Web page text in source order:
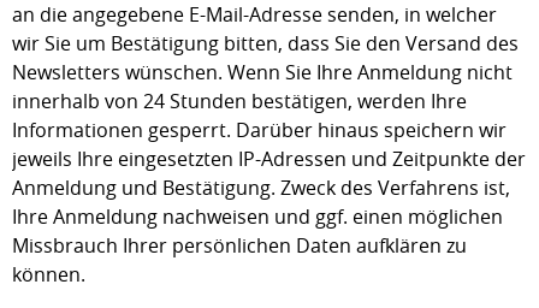
an die angegebene E-Mail-Adresse senden, in welcher
wir Sie um Bestätigung bitten, dass Sie den Versand des
Newsletters wünschen. Wenn Sie Ihre Anmeldung nicht
innerhalb von 24 Stunden bestätigen, werden Ihre
Informationen gesperrt. Darüber hinaus speichern wir
jeweils Ihre eingesetzten IP-Adressen und Zeitpunkte der
Anmeldung und Bestätigung. Zweck des Verfahrens ist,
Ihre Anmeldung nachweisen und ggf. einen möglichen
Missbrauch Ihrer persönlichen Daten aufklären zu
können.